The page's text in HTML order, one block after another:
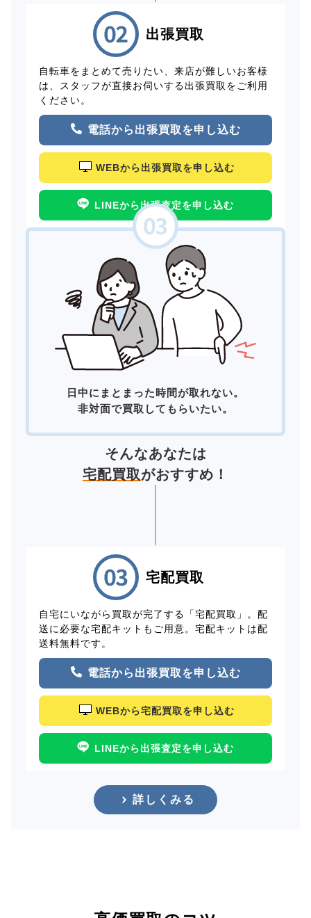
出張買取
自転車をまとめて売りたい、来店が難しいお客様
は、スタッフが直接お伺いする出張買取をご利用
ください。
電話から出張買取を申し込む
WEBから出張買取を申し込む
LINEから出張査定を申し込む
日中にまとまった時間が取れない。
非対面で買取してもらいたい。
そんなあなたは
宅配買取がおすすめ！
宅配買取
自宅にいながら買取が完了する「宅配買取」。配
送に必要な宅配キットもご用意。宅配キットは配
送料無料です。
電話から出張買取を申し込む
WEBから宅配買取を申し込む
LINEから出張査定を申し込む
詳しくみる